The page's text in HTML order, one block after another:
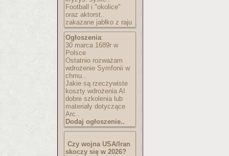
Football i "okolice"
oraz aktorst..
zakazane jabłko z raju
Ogłoszenia:
30 marca 1689r w
Polsce
Ostatnio rozważam
wdrożenie Symfonii w
chmu..
Jakie są rzeczywiste
koszty wdrożenia AI
dobre szkolenia lub
materiały dotyczące
Arc..
Dodaj ogłoszenie..
Czy wojna USA/Iran
skoczy się w 2026?